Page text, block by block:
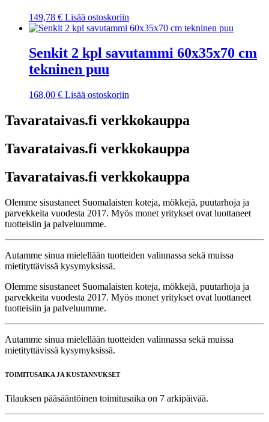
149,78 € Lisää ostoskoriin
Senkit 2 kpl savutammi 60x35x70 cm
tekninen puu
168,00 € Lisää ostoskoriin
Tavarataivas.fi verkkokauppa
Tavarataivas.fi verkkokauppa
Tavarataivas.fi verkkokauppa
Olemme sisustaneet Suomalaisten koteja, mökkejä, puutarhoja ja
parvekkeita vuodesta 2017. Myös monet yritykset ovat luottaneet
tuotteisiin ja palveluumme.
Autamme sinua mielellään tuotteiden valinnassa sekä muissa
mietityttävissä kysymyksissä.
Olemme sisustaneet Suomalaisten koteja, mökkejä, puutarhoja ja
parvekkeita vuodesta 2017. Myös monet yritykset ovat luottaneet
tuotteisiin ja palveluumme.
Autamme sinua mielellään tuotteiden valinnassa sekä muissa
mietityttävissä kysymyksissä.
TOIMITUSAIKA JA KUSTANNUKSET
Tilauksen pääsääntöinen toimitusaika on 7 arkipäivää.